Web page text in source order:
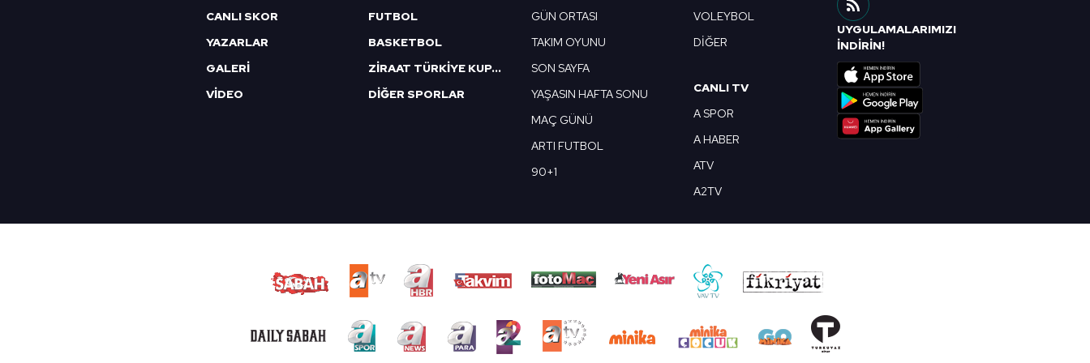
CANLI SKOR
YAZARLAR
GALERİ
VİDEO
FUTBOL
BASKETBOL
ZİRAAT TÜRKİYE KUPASI
DİĞER SPORLAR
GÜN ORTASI
TAKIM OYUNU
SON SAYFA
YAŞASIN HAFTA SONU
MAÇ GÜNÜ
ARTI FUTBOL
90+1
VOLEYBOL
DİĞER
CANLI TV
A SPOR
A HABER
ATV
A2TV
UYGULAMALARIMIZI
İNDİRİN!